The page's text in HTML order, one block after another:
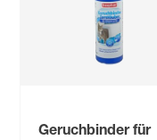
Geruchbinder für